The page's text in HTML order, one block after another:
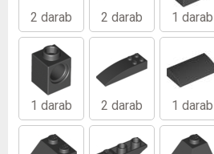
2 darab 2 darab 1 darab
1 darab 2 darab 1 darab